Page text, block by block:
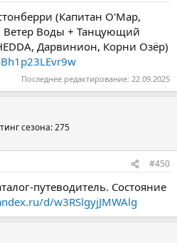
(Капитан О'Мар,
Ветер Воды + Танцующий
Дарвинион, Корни Озёр)
Последнее редактирование: 22.09.2025
сезона: 275
#450
путеводитель. Состояние
d/w3RSlgyjJMWAlg